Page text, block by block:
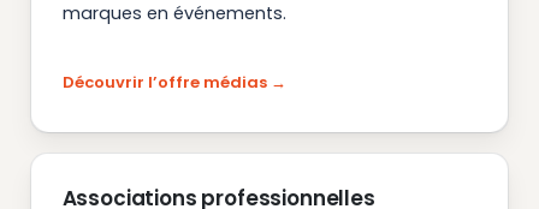
marques en événements.
Découvrir l’offre médias
Associations professionnelles